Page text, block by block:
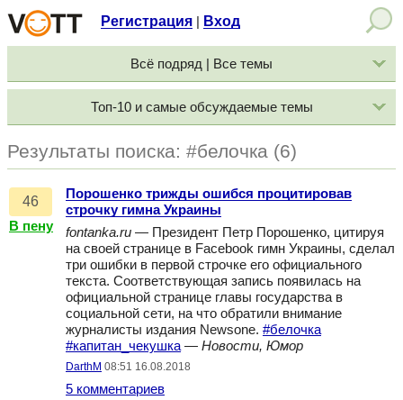
Регистрация Вход
Всё подряд | Все темы
Топ-10 и самые обсуждаемые темы
Результаты поиска: #белочка (6)
46
В пену
Порошенко трижды ошибся процитировав
строчку гимна Украины
fontanka.ru — Президент Петр Порошенко, цитируя
на своей странице в Facebook гимн Украины, сделал
три ошибки в первой строчке его официального
текста. Соответствующая запись появилась на
официальной странице главы государства в
социальной сети, на что обратили внимание
журналисты издания Newsone. #белочка
#капитан_чекушка — Новости, Юмор
DarthM 08:51 16.08.2018
5 комментариев